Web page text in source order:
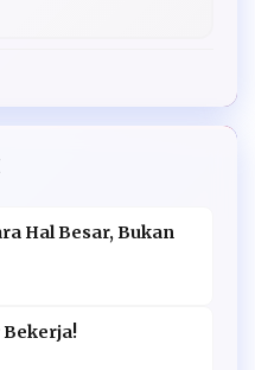
Hal Besar, Bukan
Bekerja!